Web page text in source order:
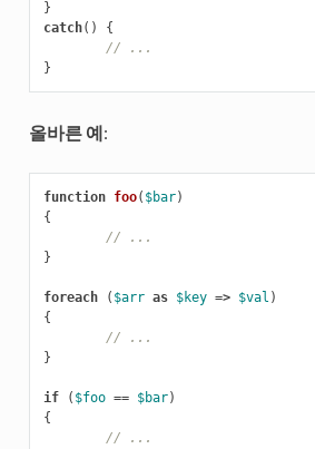
}
catch()
{
// ...
}
올바른 예:
function foo( $bar)
{
// ...
}
foreach ( $arr as $key => $val )
{
// ...
}
if ( $foo == $bar)
{
// ...